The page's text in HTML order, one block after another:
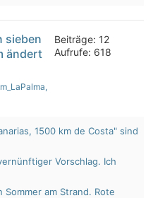
sieben
ändert
,
Beiträge: 12
Aufrufe: 618
1500 km de Costa" sind
Vorschlag. Ich
Sommer am Strand. Rote